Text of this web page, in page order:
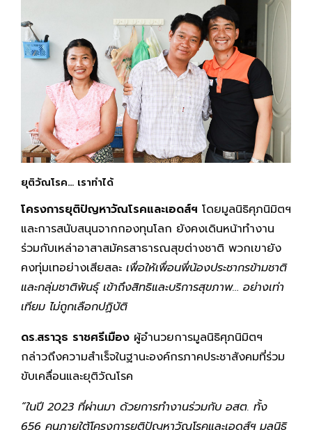
ยุติวัณโรค… เราทำได้
โครงการยุติปัญหาวัณโรคและเอดส์ฯ โดยมูลนิธิศุภนิมิตฯ
และการสนับสนุนจากกองทุนโลก ยังคงเดินหน้าทำงาน
ร่วมกับเหล่าอาสาสมัครสาธารณสุขต่างชาติ พวกเขายัง
คงทุ่มเทอย่างเสียสละ เพื่อให้เพื่อนพี่น้องประชากรข้ามชาติ
และกลุ่มชาติพันธุ์ เข้าถึงสิทธิและบริการสุขภาพ… อย่างเท่า
เทียม ไม่ถูกเลือกปฏิบัติ
ดร.สราวุธ ราชศรีเมือง ผู้อำนวยการมูลนิธิศุภนิมิตฯ
กล่าวถึงความสำเร็จในฐานะองค์กรภาคประชาสังคมที่ร่วม
ขับเคลื่อนและยุติวัณโรค
“ในปี 2023 ที่ผ่านมา ด้วยการทำงานร่วมกับ อสต. ทั้ง
656 คนภายใต้โครงการยุติปัญหาวัณโรคและเอดส์ฯ มูลนิธิ